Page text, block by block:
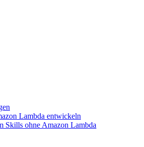
Lambda entwickeln
Skills ohne Amazon Lambda